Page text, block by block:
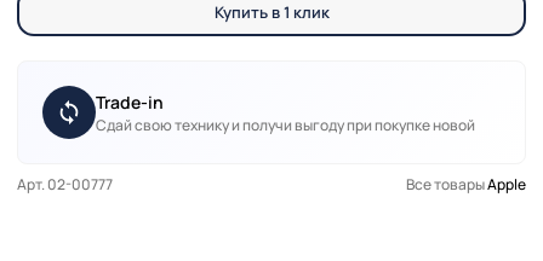
Купить в 1 клик
Trade-in
Сдай свою технику и получи выгоду при покупке новой
Арт. 02-00777 Все товарыApple